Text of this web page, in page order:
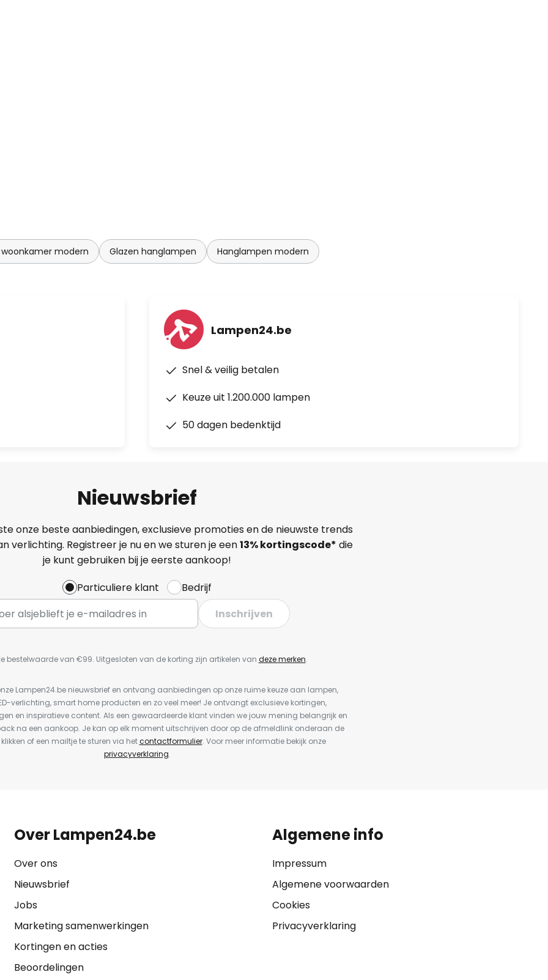
modern Glazen hanglampen Hanglampen modern
Lampen24.be
Snel & veilig betalen
Keuze uit 1.200.000 lampen
50 dagen bedenktijd
Nieuwsbrief
onze beste aanbiedingen, exclusieve promoties en de nieuwste trends
verlichting. Registreer je nu en we sturen je een13%kortingscode* die
je kunt gebruiken bij je eerste aankoop!
Particuliere klant
Bedrijf
Inschrijven
bestelwaarde van €99. Uitgesloten van de korting zijn artikelen van deze merken.
Lampen24.be nieuwsbrief en ontvang aanbiedingen op onze ruime keuze aan lampen,
verlichting, smart home producten en zo veel meer! Je ontvangt exclusieve kortingen,
en inspiratieve content. Als een gewaardeerde klant vinden we jouw mening belangrijk en
na een aankoop. Je kan op elk moment uitschrijven door op de afmeldlink onderaan de
of een mailtje te sturen via hetcontactformulier. Voor meer informatie bekijk onze
privacyverklaring.
Over Lampen24.be
Over ons
Nieuwsbrief
Jobs
Marketing samenwerkingen
Kortingen en acties
Beoordelingen
Algemene info
Impressum
Algemene voorwaarden
Cookies
Privacyverklaring